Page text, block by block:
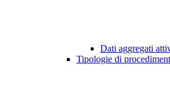
Dati aggregati
Tipologie di